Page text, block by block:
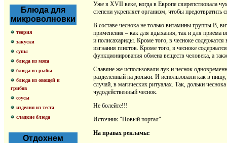
Блюда для
микроволновки
теория
закуски
супы
блюда из мяса
блюда из рыбы
блюда из овощей и
грибов
соусы
изделия из теста
сладкие блюда
Отдохнем
Уже в XVII веке, когда в Европе свирепствовала
степени укрепляет организм, чтобы предотвратить
В составе чеснока не только витамины группы В,
применения – как для вдыхания, так и для приёма
и полисахариды. Кроме того, в чесноке
изгнания глистов. Кроме того, в чесноке
функционирования обмена веществ человека, а
Славяне же использовали лук и чеснок
разделённый на дольки. И использовали как в
случай, в магических ритуалах. Так, дольки
чудодейственный чеснок.
Не болейте!!!
Источник "Новый портал"
На правах рекламы: